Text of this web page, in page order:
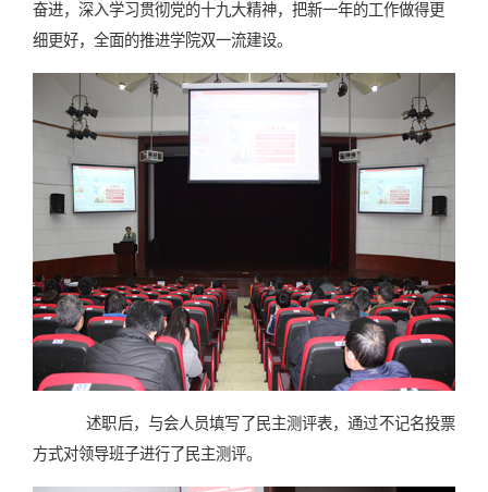
奋进，深入学习贯彻党的十九大精神，把新一年的工作做得更
细更好，全面的推进学院双一流建设。
述职后，与会人员填写了民主测评表，通过不记名投票
方式对领导班子进行了民主测评。